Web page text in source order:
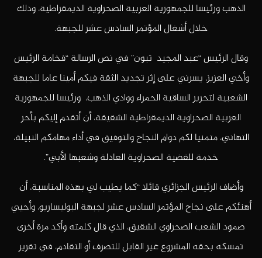
الذهب ورئيسا للجمهورية العربية الصحراوية الديمقراطية، وذلك
خلال أشغال المؤتمر السادس عشر للجبهة.
وقال الرئيس “عبد المجيد تبون” في نص الرسالة “فخامة الرئيس
وأخي العزيز، يسرني على إثر تجديد الثقة فيكم أمينا عاما للجبهة
الشعبية لتحرير الساقية الحمراء ووادي الذهب، ورئيسا للجمهورية
العربية الصحراوية الديمقراطية الشقيقة، أن أتقدم إليكم بأحر
التهاني، متمنيا لكم دوام النجاح والتوفيق في أداء مهامكم النبيلة،
خدمة للقضية الصحراوية العادلة وشعبها الأبي”.
وأضاف الرئيس الجزائري قائلا “كما يطيب لي بهذه المناسبة، أن
أهنئكم على نجاح المؤتمر السادس عشر لجبهة البوليساريو، وأحيي
صمود الشعب الصحراوي الشقيق، الذي قال كلمته وأكد مرة أخرى
تمسكه بحقه المشروع غير القابل للتصرف أو التقادم، في تقرير